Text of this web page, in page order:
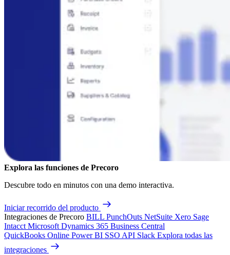
Explora las funciones de Precoro
Descubre todo en minutos con una demo interactiva.
Iniciar recorrido del producto
Integraciones de Precoro BILL PunchOuts NetSuite Xero Sage
Intacct Microsoft Dynamics 365 Business Central
QuickBooks Online Power BI SSO API Slack Explora todas las
integraciones